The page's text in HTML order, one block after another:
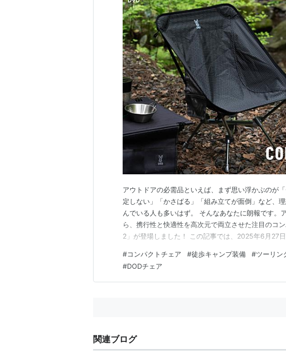
アウトドアの必需品といえば、まず思い浮かぶのが
定しない」「かさばる」「組み立てが面倒」など、
んでいる人も多いはず。 そんなあなたに朗報です。
ら、携行性と快適性を高次元で両立させた注目のコ
2」が登場しました！ この記事では、2025年6月27
ーキャンプなど、あらゆるシーンで活躍する万能チ
手、どこが進化したのかまで、余すことなくご紹介し
#コンパクトチェア #徒歩キャンプ装備 #ツーリン
#DODチェア
関連ブログ